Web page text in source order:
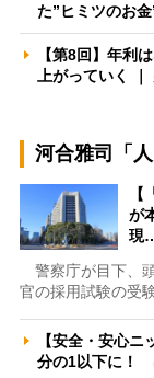
た”ヒミツのお
【第8回】年利
上がっていく
河合雅司「
が
現
警察庁が目下、
官の採用試験の受
【安全・安心
分の1以下に！